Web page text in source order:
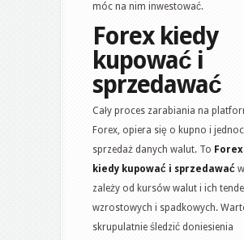
móc na nim inwestować.
Forex kiedy
kupować i
sprzedawać
Cały proces zarabiania na
Forex, opiera się o kupno i
sprzedaż danych walut. To Forex
kiedy kupować i sprzedawać
zależy od kursów walut i ich
wzrostowych i spadkowych.
skrupulatnie śledzić doniesienia